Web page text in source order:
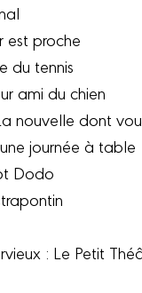
est proche
du tennis
ami du chien
nouvelle dont
journée à table
Dodo
: Le Petit